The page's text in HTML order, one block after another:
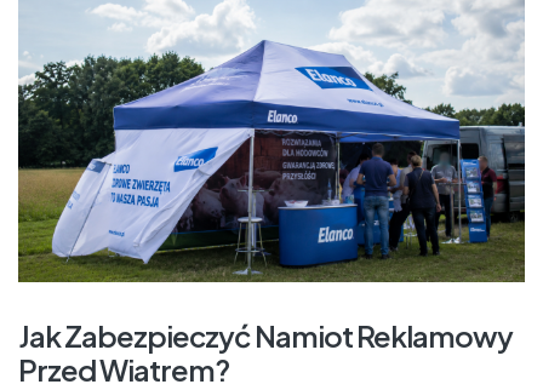
Jak Zabezpieczyć Namiot Reklamowy
Przed Wiatrem?